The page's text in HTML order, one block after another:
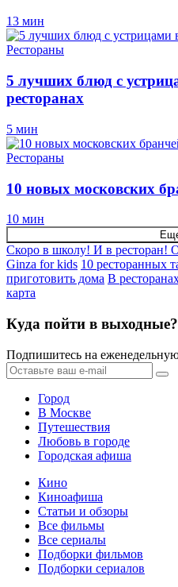
13 мин
Рестораны
5 лучших блюд с
ресторанах
5 мин
Рестораны
10 новых московских
10 мин
Скоро в школу! И в ресторан!
Ginza for kids 10 ресторанных
приготовить дома В
карта
Куда пойти в выходные?
Подпишитесь на
Город
В Москве
Путешествия
Любовь в городе
Городская афиша
Кино
Киноафиша
Статьи и обзоры
Все фильмы
Все сериалы
Подборки фильмов
Подборки сериалов